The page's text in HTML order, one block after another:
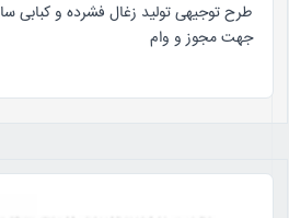
جهت مجوز و وام